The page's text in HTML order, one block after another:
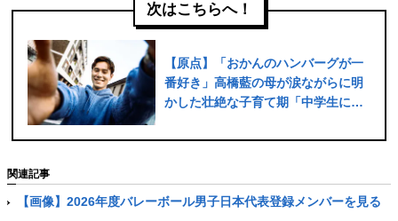
次はこちらへ！
【原点】「おかんのハンバーグが一
番好き」高橋藍の母が涙ながらに明
かした壮絶な子育て期「中学生にな
なくて…」
関連記事
【画像】2026年度バレーボール男子日本代表登録メンバーを見る